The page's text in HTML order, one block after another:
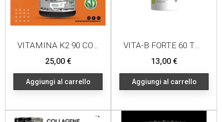
VITAMINA K2 90 COMPRESSE
Prezzo
25,00 €
Aggiungi al carrello
VITA-B FORTE 60 TABLETS
Prezzo
13,00 €
Aggiungi al carrello